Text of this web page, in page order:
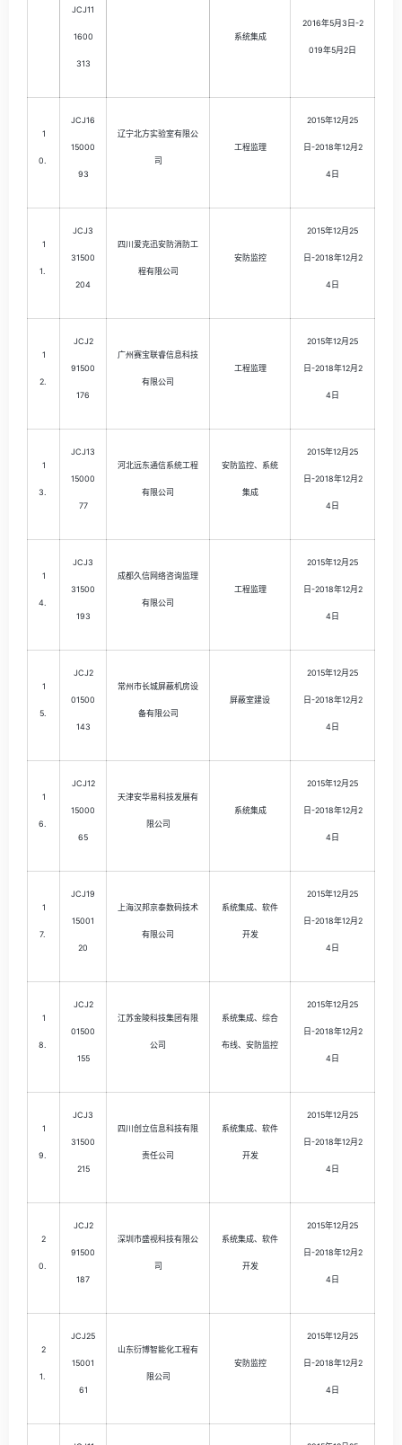
JCJ11
1600
313
系统集成
2016年5月3日-2
019年5月2日
1
0.
JCJ16
15000
93
辽宁北方实验室有限公
司
工程监理
2015年12月25
日-2018年12月2
4日
1
1.
JCJ3
31500
204
四川爱克迅安防消防工
程有限公司
安防监控
2015年12月25
日-2018年12月2
4日
1
2.
JCJ2
91500
176
广州赛宝联睿信息科技
有限公司
工程监理
2015年12月25
日-2018年12月2
4日
1
3.
JCJ13
15000
77
河北远东通信系统工程
有限公司
安防监控、系统
集成
2015年12月25
日-2018年12月2
4日
1
4.
JCJ3
31500
193
成都久信网络咨询监理
有限公司
工程监理
2015年12月25
日-2018年12月2
4日
1
5.
JCJ2
01500
143
常州市长城屏蔽机房设
备有限公司
屏蔽室建设
2015年12月25
日-2018年12月2
4日
1
6.
JCJ12
15000
65
天津安华易科技发展有
限公司
系统集成
2015年12月25
日-2018年12月2
4日
1
7.
JCJ19
15001
20
上海汉邦京泰数码技术
有限公司
系统集成、软件
开发
2015年12月25
日-2018年12月2
4日
1
8.
JCJ2
01500
155
江苏金陵科技集团有限
公司
系统集成、综合
布线、安防监控
2015年12月25
日-2018年12月2
4日
1
9.
JCJ3
31500
215
四川创立信息科技有限
责任公司
系统集成、软件
开发
2015年12月25
日-2018年12月2
4日
2
0.
JCJ2
91500
187
深圳市盛视科技有限公
司
系统集成、软件
开发
2015年12月25
日-2018年12月2
4日
2
1.
JCJ25
15001
61
山东衍博智能化工程有
限公司
安防监控
2015年12月25
日-2018年12月2
4日